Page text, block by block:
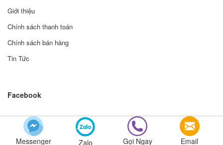
Giới thiệu
Chính sách thanh toán
Chính sách bán hàng
Tin Tức
Facebook
© Bản quyền thuộc về Bizmart Theme | Cung cấp bởi Sapo
Messenger Zalo Gọi Ngay Email